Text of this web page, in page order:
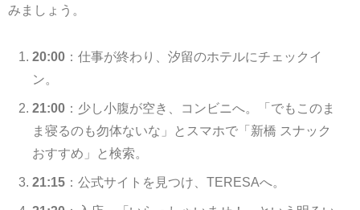
みましょう。
20:00 ：仕事が終わり、汐留のホテルにチェックイ
ン。
21:00 ：少し小腹が空き、コンビニへ。「でもこのま
ま寝るのも勿体ないな」とスマホで「新橋 スナック
おすすめ」と検索。
21:15 ：公式サイトを見つけ、TERESAへ。